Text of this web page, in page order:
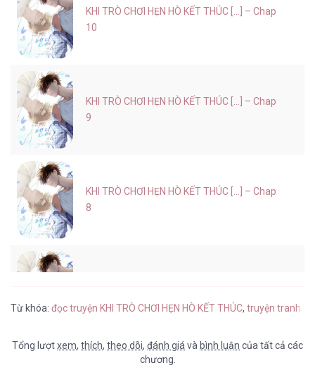
KHI TRÒ CHƠI HẸN HÒ KẾT THÚC [...] – Chap
10
KHI TRÒ CHƠI HẸN HÒ KẾT THÚC [...] – Chap
9
KHI TRÒ CHƠI HẸN HÒ KẾT THÚC [...] – Chap
8
Từ khóa: đọc truyện KHI TRÒ CHƠI HẸN HÒ KẾT THÚC, truyện tranh
Tổng lượtxem, thích, theo dõi, đánh giá và bình luận của tất cả các
chương.